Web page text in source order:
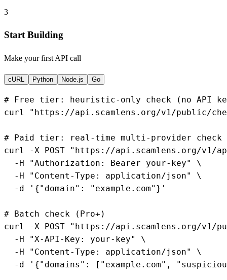
3
Start Building
Make your first API call
cURL Python Node.js Go
# Free tier: heuristic-only check (no API
curl
"https://api.scamlens.org/v1/public/
# Paid tier: real-time multi-provider check
curl -X POST
"https://api.scamlens.org/v1/
  -H
"Authorization: Bearer your-key"
\
  -H
"Content-Type: application/json"
\
  -d
'{"domain": "example.com"}'
# Batch check (Pro+)
curl -X POST
"https://api.scamlens.org/v1/
  -H
"X-API-Key: your-key"
\
  -H
"Content-Type: application/json"
\
  -d
'{"domains": ["example.com",